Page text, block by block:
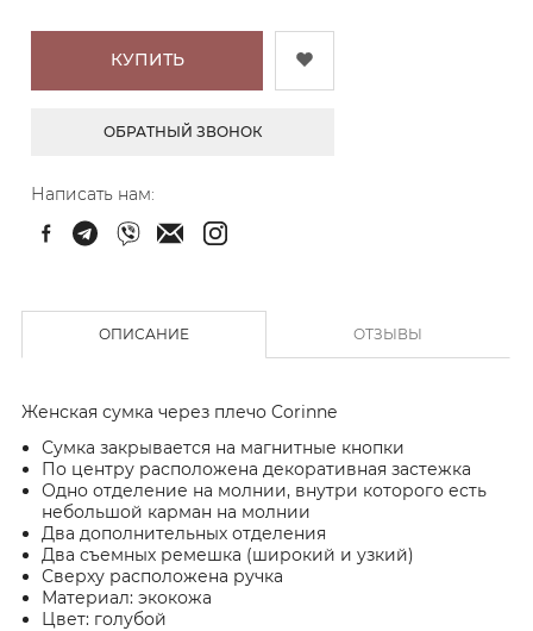
КУПИТЬ
ОБРАТНЫЙ ЗВОНОК
Написать нам:
ОПИСАНИЕ ОТЗЫВЫ
Женская сумка через плечо Corinne
Сумка закрывается на магнитные кнопки
По центру расположена декоративная застежка
Одно отделение на молнии, внутри которого есть
небольшой карман на молнии
Два дополнительных отделения
Два съемных ремешка (широкий и узкий)
Сверху расположена ручка
Материал: экокожа
Цвет: голубой